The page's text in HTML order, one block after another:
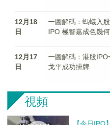
12月18
日
一圖解碼：螞蟻入
IPO 極智嘉成色幾何
12月17
日
一圖解碼：港股
戈平成功掛牌
視頻